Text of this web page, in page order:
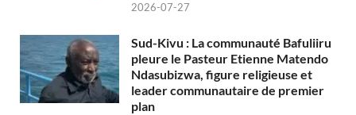
2026-07-27
Sud-Kivu : La communauté Bafuliiru
pleure le Pasteur Etienne Matendo
Ndasubizwa, figure religieuse et
leader communautaire de premier
plan